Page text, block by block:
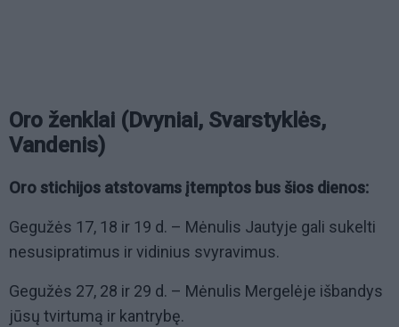
Oro ženklai (Dvyniai, Svarstyklės,
Vandenis)
Oro stichijos atstovams įtemptos bus šios dienos:
Gegužės 17, 18 ir 19 d. – Mėnulis Jautyje gali sukelti
nesusipratimus ir vidinius svyravimus.
Gegužės 27, 28 ir 29 d. – Mėnulis Mergelėje išbandys
jūsų tvirtumą ir kantrybę.